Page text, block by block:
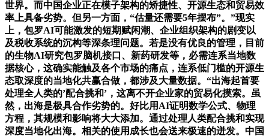
世界。而中国企业正在模子架构的矫捷性、开源生态和贸易效
率上具备劣势。但另一方面，“估量还需要5年摆布”。”现实
上，包罗AI可能激发的短期赋闲潮、企业组织架构的剧变以
及税收系统的沉构等深条理问题。若是没有优良的管理，目前
的生物AI研究包罗脑机接口、新药研发等，必需连系当地数
据核心，这确实能触及各个市场的痛点，连系低门槛的开源生
态取深度的当地化共赢合做，都涉及大量数据。“出海起首要
处理全人类的’配合挑和’，这离不开企业家的贸易化摸索。虽
然，出海是极具合作劣势的。好比用AI证明数学公式、物理
方程，其规模和影响将大大添加。通过处理人类配合挑和实现
深度当地化出海。相关的使用成长也会送来极速的迸发。中国